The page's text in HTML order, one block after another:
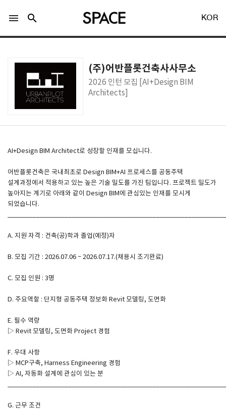
LOGIN
Facebook 로그인
Twitter 로그인
SPACE 소개
광고문의
menu search KOR
(주)어반플롯건축사사무소
2026 인턴 모집 [AI+Design BIM
Architects]
AI+Design BIM Architect로 성장할 인재를 모십니다.
어반플롯건축은 국내최초로 Design BIM+AI 프로세스를 공동주택
설계과정에서 적용하고 있는 높은 기술 밀도를 가진 팀입니다. 프로젝트 밀도가
높아지는 계기로 아래와 같이 Design BIM에 관심있는 인재를 모시게
되었습니다.
A. 지원 자격 : 건축(공)학과 졸업(예정)자
B. 모집 기간 : 2026.07.06 ~ 2026.07.17.(채용시 조기완료)
C. 모집 인원 : 3명
D. 주요역할 : 단지형 공동주택 정보화 Revit 모델링, 도면화
E. 필수 역량
▷ Revit 모델링, 도면화 Project 경험
F. 우대 사항
▷ MCP구축, Harness Engineering 경험
▷ AI, 자동화 설계에 관심이 있는 분
G. 근무 조건